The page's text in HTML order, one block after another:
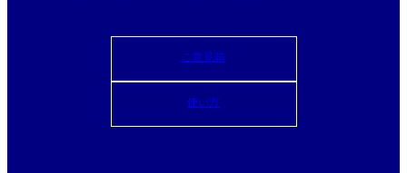
ご意見箱
使い方